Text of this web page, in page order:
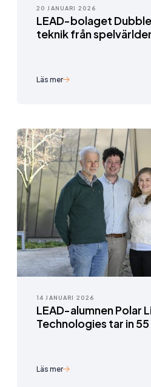
20 JANUARI 2026
LEAD-bolaget
teknik från
Läs mer
14 JANUARI 2026
LEAD-alumnen Polar
Technologies tar in
Läs mer